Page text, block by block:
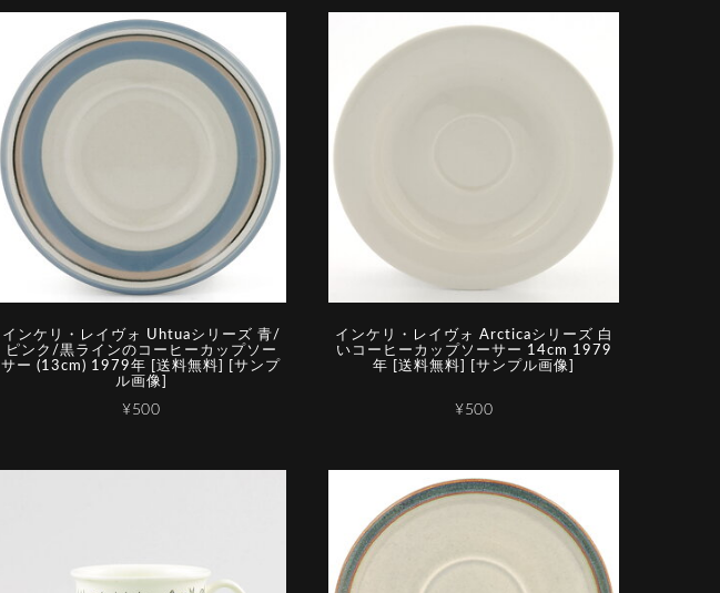
インケリ・レイヴォ Uhtuaシリーズ 青/
ピンク/黒ラインのコーヒーカップソー
サー (13cm) 1979年 [送料無料] [サンプ
ル画像]
¥500
インケリ・レイヴォ Arcticaシリーズ 白
いコーヒーカップソーサー 14cm 1979
年 [送料無料] [サンプル画像]
¥500